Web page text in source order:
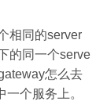
相同的server
的同一个serve
怎么去
个服务上。